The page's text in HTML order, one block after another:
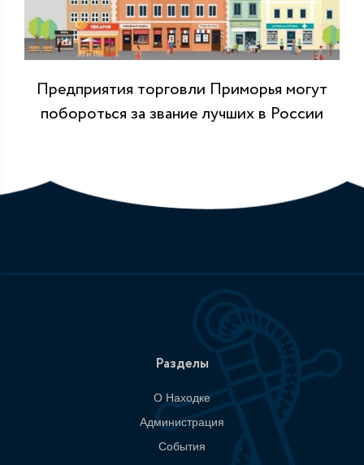
Предприятия торговли Приморья могут
побороться за звание лучших в России
Разделы
О Находке
Администрация
События